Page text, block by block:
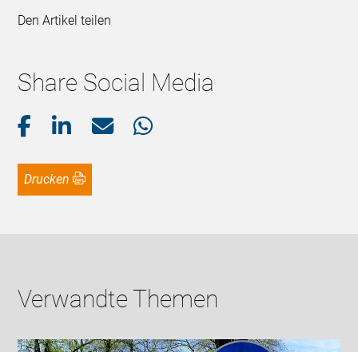
Den Artikel teilen
Share Social Media
Drucken
Verwandte Themen